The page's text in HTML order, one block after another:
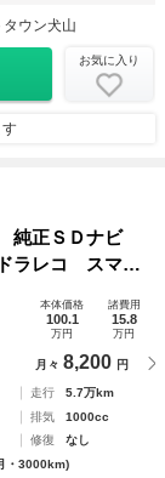
ウン犬山
お気に入り
純正ＳＤナビ
ラレコ スマー
１４インチＡ
ォグ
本体価格
100.1
万円
諸費用
15.8
万円
月々 8,200 円
走行
5.7万km
排気
1000cc
修復
なし
・3000km)